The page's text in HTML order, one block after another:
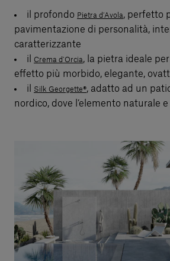
il profondo Pietra d’Avola, perfetto
pavimentazione di personalità,
caratterizzante
il
Crema d’Orcia, la pietra ideale
effetto più morbido, elegante,
il
Silk Georgette®, adatto ad un
nordico, dove l’elemento naturale